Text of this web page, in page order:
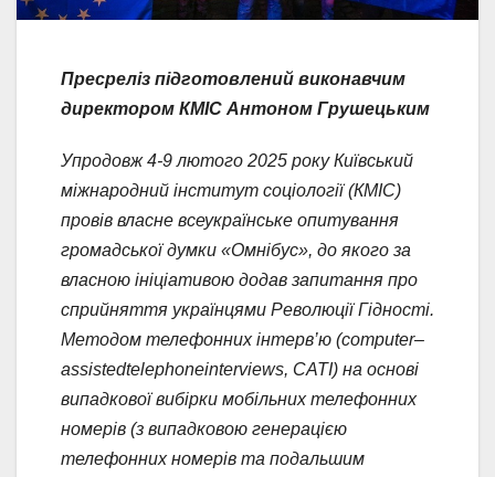
Пресреліз підготовлений виконавчим
директором КМІС Антоном Грушецьким
Упродовж 4-9 лютого 2025 року Київський
міжнародний інститут соціології (КМІС)
провів власне всеукраїнське опитування
громадської думки «Омнібус», до якого за
власною ініціативою додав запитання про
сприйняття українцями Революції Гідності.
Методом телефонних інтерв’ю (computer–
assistedtelephoneinterviews, CATI) на основі
випадкової вибірки мобільних телефонних
номерів (з випадковою генерацією
телефонних номерів та подальшим